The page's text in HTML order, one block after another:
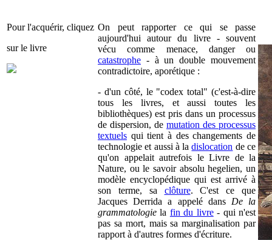
Pour l'acquérir, cliquez
sur le livre
On peut rapporter ce qui se passe
aujourd'hui autour du livre - souvent
vécu comme menace, danger ou
catastrophe - à un double mouvement
contradictoire, aporétique :
- d'un côté, le "codex total" (c'est-à-dire
tous les livres, et aussi toutes les
bibliothèques) est pris dans un processus
de dispersion, de mutation des processus
textuels qui tient à des changements de
technologie et aussi à ladislocation de ce
qu'on appelait autrefois le Livre de la
Nature, ou le savoir absolu hegelien, un
modèle encyclopédique qui est arrivé à
son terme, sa clôture. C'est ce que
Jacques Derrida a appelé dans De la
grammatologie la fin du livre- qui n'est
pas sa mort, mais sa marginalisation par
rapport à d'autres formes d'écriture.